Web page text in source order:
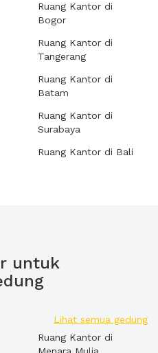
Ruang Kantor di
Bogor
Ruang Kantor di
Tangerang
Ruang Kantor di
Batam
Ruang Kantor di
Surabaya
Ruang Kantor di Bali
untuk
Lihat semua gedung
Ruang Kantor di